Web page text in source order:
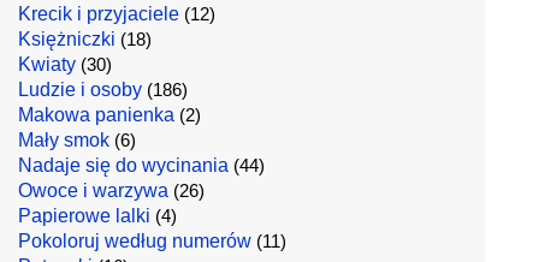
Krecik i przyjaciele (12)
Księżniczki (18)
Kwiaty (30)
Ludzie i osoby (186)
Makowa panienka (2)
Mały smok (6)
Nadaje się do wycinania (44)
Owoce i warzywa (26)
Papierowe lalki (4)
Pokoloruj według numerów (11)